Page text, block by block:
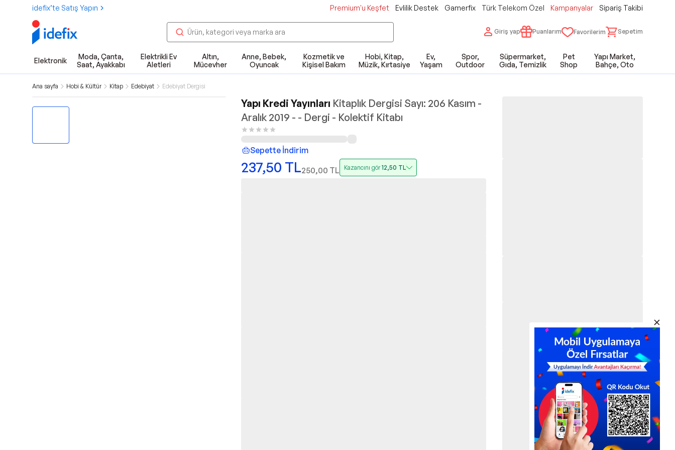
idefix’te Satış Yapın Premium'u Keşfet Evlilik Destek Gamerfix Türk Telekom Özel Kampanyalar Sipariş Takibi
Giriş yap Puanlarım Favorilerim Sepetim
Elektronik
Moda, Çanta,
Saat, Ayakkabı
Elektrikli Ev
Aletleri
Altın,
Mücevher
Anne, Bebek,
Oyuncak
Kozmetik ve
Kişisel Bakım
Hobi, Kitap,
Müzik, Kırtasiye
Ev,
Yaşam
Spor,
Outdoor
Süpermarket,
Gıda, Temizlik
Pet
Shop
Yapı Market,
Bahçe, Oto
Ana sayfa Hobi & Kültür Kitap Edebiyat Edebiyat Dergisi
Yapı Kredi Yayınları Kitaplık Dergisi Sayı: 206 Kasım -
Aralık 2019 - - Dergi - Kolektif Kitabı
Sepette İndirim
237,50 TL250,00 TL Kazancını gör12,50 TL